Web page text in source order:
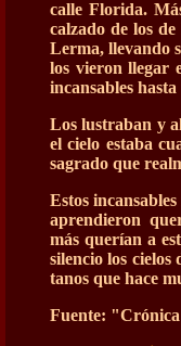
calle Florida.
calzado de los
Lerma, llevando
los vieron llegar
incansables
Los lustraban y
el cielo estaba
sagrado que
Estos
aprendieron
más querían a
silencio los
tanos que hace
Fuente: